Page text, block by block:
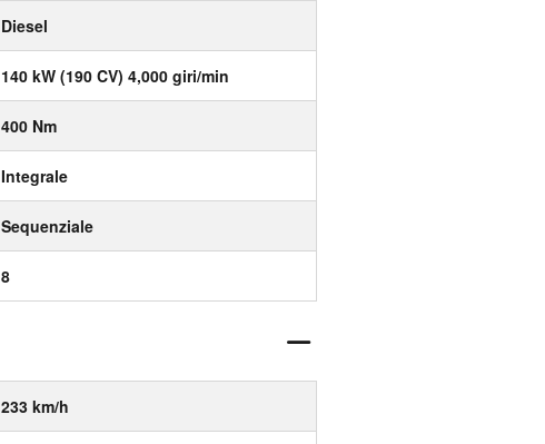
Diesel
140 kW (190 CV) 4,000 giri/min
400 Nm
Integrale
Sequenziale
8
233 km/h